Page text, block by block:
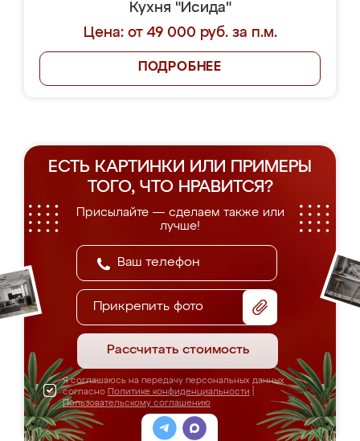
Кухня "Исида"
Цена: от 49 000 руб. за п.м.
ПОДРОБНЕЕ
ЕСТЬ КАРТИНКИ ИЛИ ПРИМЕРЫ
ТОГО, ЧТО НРАВИТСЯ?
Присылайте — сделаем также или
лучше!
Прикрепить фото
Рассчитать стоимость
Я соглашаюсь на передачу персональных данных
согласно Политике конфиденциальности
Пользовательскому соглашению